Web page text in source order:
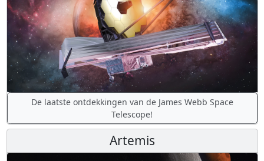
De laatste ontdekkingen van de James Webb Space
Telescope!
Artemis